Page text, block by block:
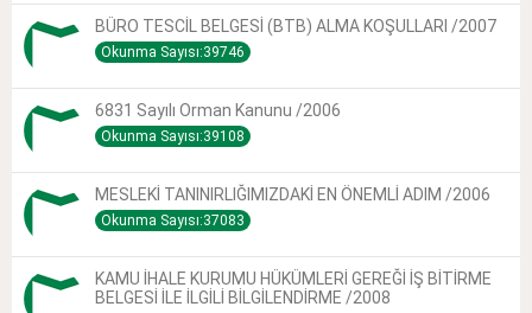
BÜRO TESCİL BELGESİ (BTB) ALMA KOŞULLARI /2007
Okunma Sayısı:39746
6831 Sayılı Orman Kanunu /2006
Okunma Sayısı:39108
MESLEKİ TANINIRLIĞIMIZDAKİ EN ÖNEMLİ ADIM /2006
Okunma Sayısı:37083
KAMU İHALE KURUMU HÜKÜMLERİ GEREĞİ İŞ BİTİRME
BELGESİ İLE İLGİLİ BİLGİLENDİRME /2008